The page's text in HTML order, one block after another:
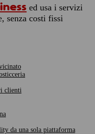
ed usa i servizi
senza costi fissi
clienti
da una sola piattaforma